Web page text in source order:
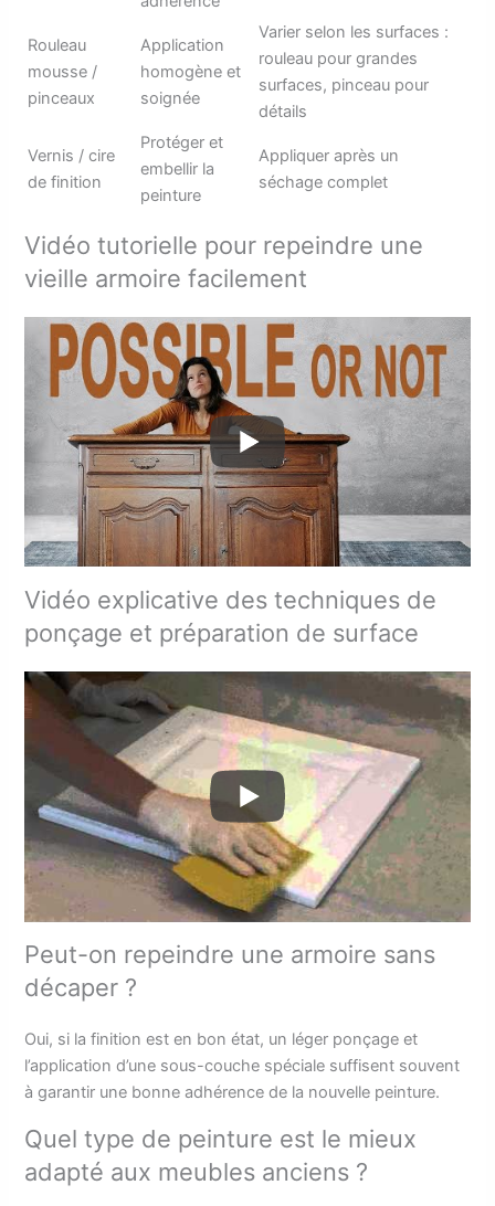
Rouleau
mousse /
pinceaux
Application
homogène et
soignée
Varier selon les surfaces :
rouleau pour grandes
surfaces, pinceau pour
détails
Vernis / cire
de finition
Protéger et
embellir la
peinture
Appliquer après un
séchage complet
Vidéo tutorielle pour repeindre une
vieille armoire facilement
Vidéo explicative des techniques de
ponçage et préparation de surface
Peut-on repeindre une armoire sans
décaper ?
Oui, si la finition est en bon état, un léger ponçage et
l’application d’une sous-couche spéciale suffisent souvent
à garantir une bonne adhérence de la nouvelle peinture.
Quel type de peinture est le mieux
adapté aux meubles anciens ?